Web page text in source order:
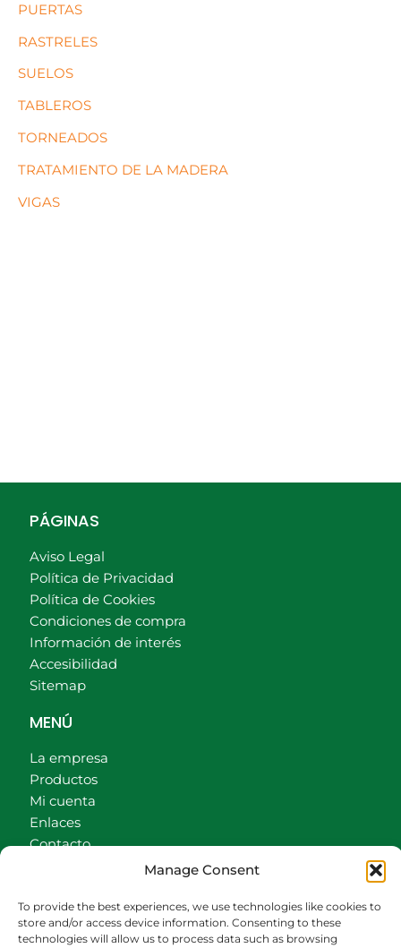
Manage Consent
To provide the best experiences, we use technologies like cookies to
store and/or access device information. Consenting to these
technologies will allow us to process data such as browsing
PUERTAS
RASTRELES
SUELOS
TABLEROS
TORNEADOS
TRATAMIENTO DE LA MADERA
VIGAS
PÁGINAS
Aviso Legal
Política de Privacidad
Política de Cookies
Condiciones de compra
Información de interés
Accesibilidad
Sitemap
MENÚ
La empresa
Productos
Mi cuenta
Enlaces
Contacto
CONTACTO